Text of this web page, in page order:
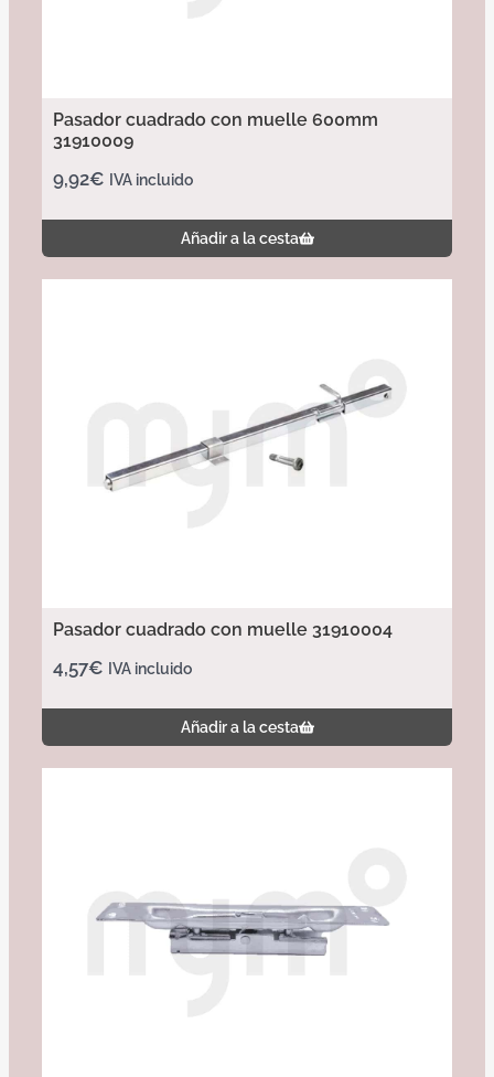
Pasador cuadrado con muelle 600mm
31910009
9,92€ IVA incluido
Añadir a la cesta
Pasador cuadrado con muelle 31910004
4,57€ IVA incluido
Añadir a la cesta